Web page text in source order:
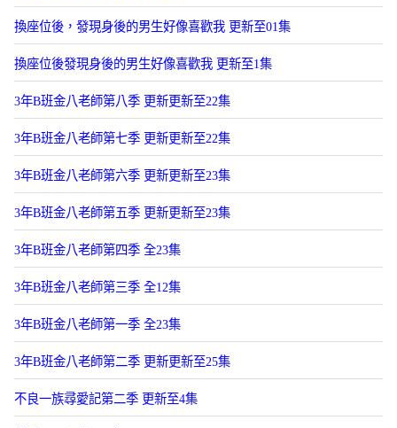
換座位後，發現身後的男生好像喜歡我 更新至01集
換座位後發現身後的男生好像喜歡我 更新至1集
3年B班金八老師第八季 更新更新至22集
3年B班金八老師第七季 更新更新至22集
3年B班金八老師第六季 更新更新至23集
3年B班金八老師第五季 更新更新至23集
3年B班金八老師第四季 全23集
3年B班金八老師第三季 全12集
3年B班金八老師第一季 全23集
3年B班金八老師第二季 更新更新至25集
不良一族尋愛記第二季 更新至4集